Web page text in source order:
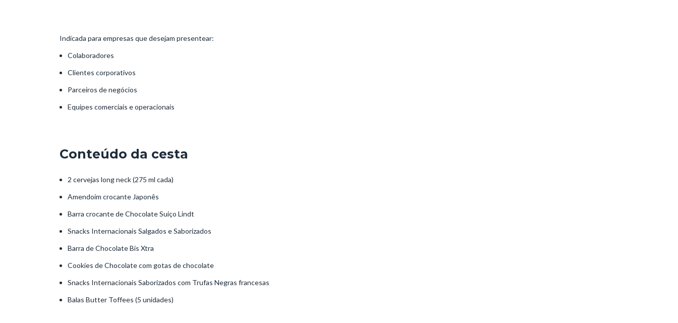
Indicada para empresas que desejam presentear:
Colaboradores
Clientes corporativos
Parceiros de negócios
Equipes comerciais e operacionais
Conteúdo da cesta
2 cervejas long neck (275 ml cada)
Amendoim crocante Japonês
Barra crocante de Chocolate Suiço Lindt
Snacks Internacionais Salgados e Saborizados
Barra de Chocolate Bis Xtra
Cookies de Chocolate com gotas de chocolate
Snacks Internacionais Saborizados com Trufas Negras francesas
Balas Butter Toffees (5 unidades)